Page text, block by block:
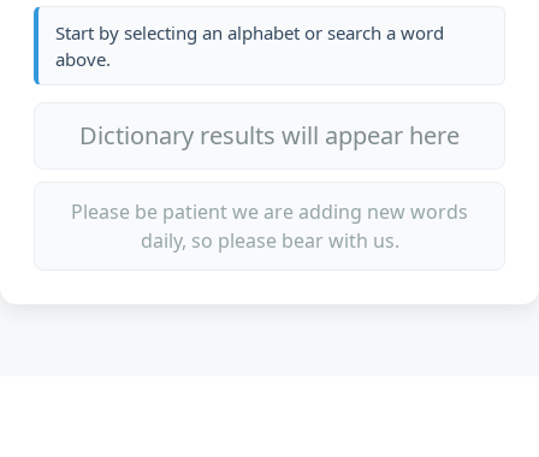
Start by selecting an alphabet or search a word
above.
Dictionary results will appear here
Please be patient we are adding new words
daily, so please bear with us.